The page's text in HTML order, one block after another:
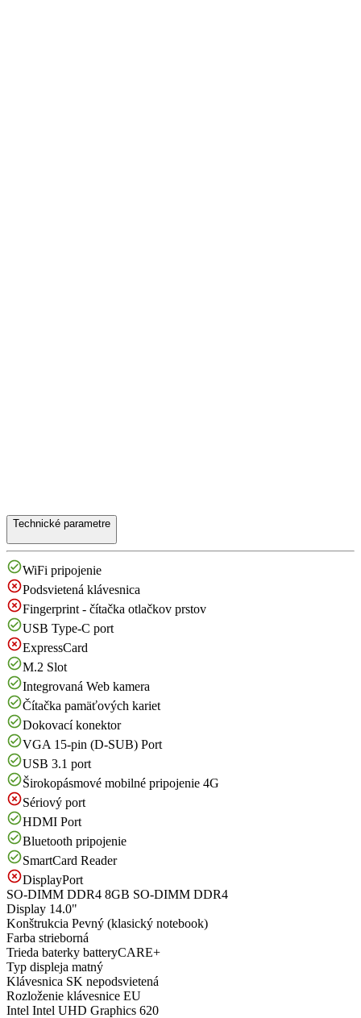
Technické parametre
WiFi pripojenie
Podsvietená klávesnica
Fingerprint - čítačka otlačkov prstov
USB Type-C port
ExpressCard
M.2 Slot
Integrovaná Web kamera
Čítačka pamäťových kariet
Dokovací konektor
VGA 15-pin (D-SUB) Port
USB 3.1 port
Širokopásmové mobilné pripojenie 4G
Sériový port
HDMI Port
Bluetooth pripojenie
SmartCard Reader
DisplayPort
SO-DIMM DDR4 8GB SO-DIMM DDR4
Display 14.0"
Konštrukcia Pevný (klasický notebook)
Farba strieborná
Trieda baterky batteryCARE+
Typ displeja matný
Klávesnica SK nepodsvietená
Rozloženie klávesnice EU
Intel Intel UHD Graphics 620